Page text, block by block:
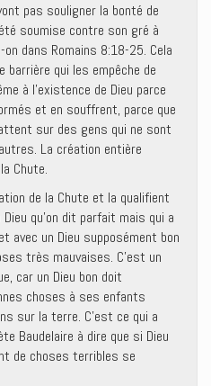
pas souligner la bonté de
soumise contre son gré à
dans Romains 8:18-25. Cela
barrière qui les empêche de
à l’existence de Dieu parce
et en souffrent, parce que
sur des gens qui ne sont
La création entière
Chute.
de la Chute et la qualifient
qu’on dit parfait mais qui a
avec un Dieu supposément bon
très mauvaises. C’est un
car un Dieu bon doit
choses à ses enfants
sur la terre. C’est ce qui a
Baudelaire à dire que si Dieu
de choses terribles se